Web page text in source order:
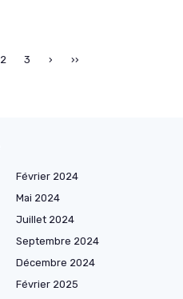
2 3 › ››
Février 2024
Mai 2024
Juillet 2024
Septembre 2024
Décembre 2024
Février 2025